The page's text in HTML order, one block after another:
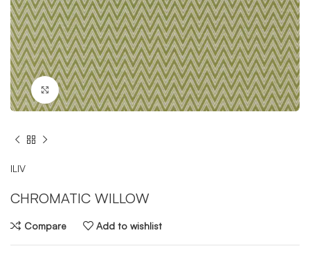
Click to enlarge
ILIV
CHROMATIC WILLOW
Compare Add to wishlist